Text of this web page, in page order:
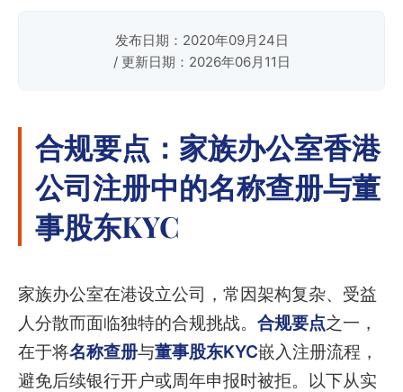
发布日期：2020年09月24日
/ 更新日期：2026年06月11日
合规要点：家族办公室香港
公司注册中的名称查册与董
事股东KYC
家族办公室在港设立公司，常因架构复杂、受益
人分散而面临独特的合规挑战。 合规要点之一，
在于将名称查册与董事股东KYC嵌入注册流程，
避免后续银行开户或周年申报时被拒。以下从实